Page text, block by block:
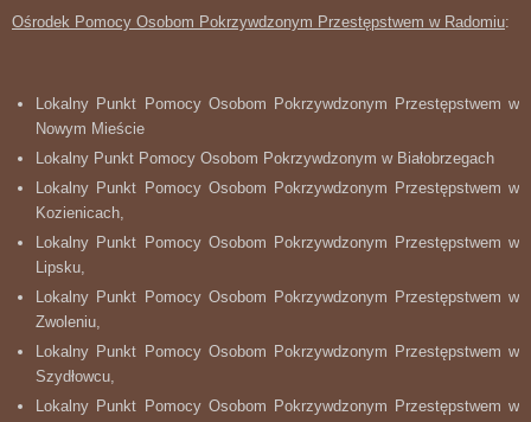
Ośrodek Pomocy Osobom Pokrzywdzonym Przestępstwem w Radomiu:
Lokalny Punkt Pomocy Osobom Pokrzywdzonym Przestępstwem w
Nowym Mieście
Lokalny Punkt Pomocy Osobom Pokrzywdzonym w Białobrzegach
Lokalny Punkt Pomocy Osobom Pokrzywdzonym Przestępstwem w
Kozienicach,
Lokalny Punkt Pomocy Osobom Pokrzywdzonym Przestępstwem w
Lipsku,
Lokalny Punkt Pomocy Osobom Pokrzywdzonym Przestępstwem w
Zwoleniu,
Lokalny Punkt Pomocy Osobom Pokrzywdzonym Przestępstwem w
Szydłowcu,
Lokalny Punkt Pomocy Osobom Pokrzywdzonym Przestępstwem w